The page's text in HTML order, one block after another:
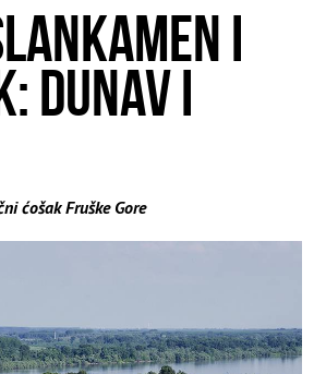
I
DUNAV I
ćošak Fruške Gore